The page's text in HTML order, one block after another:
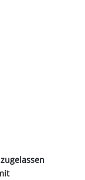
zugelassen